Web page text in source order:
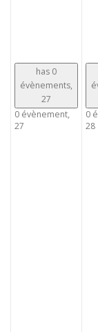
has 0
évènements,
27
0 évènement,
27
0
28